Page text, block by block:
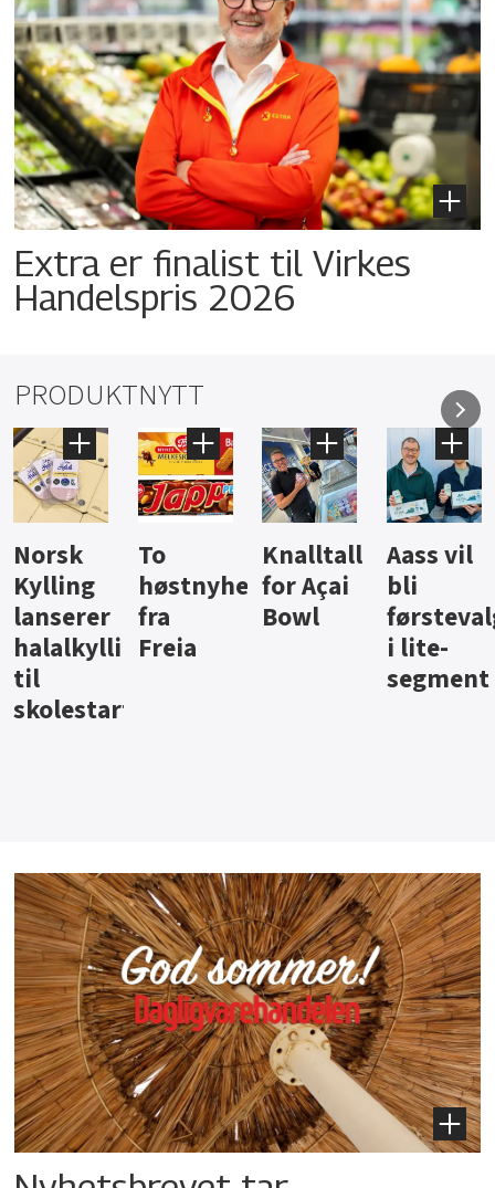
Extra er finalist til Virkes
Handelspris 2026
PRODUKTNYTT
Knalltall
for Açai
Bowl
Aass vil
bli
førstevalg
i lite-
Brus og
jus fra
Berentsen
Hard
iste fra
Hansa